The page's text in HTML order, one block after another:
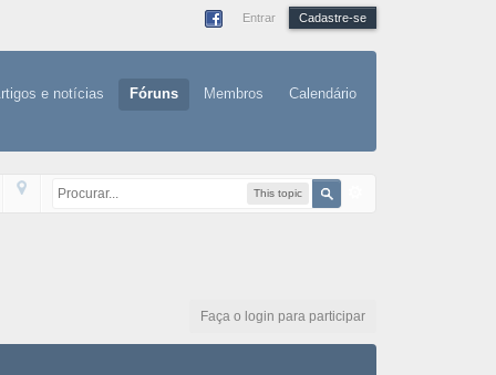
Entrar Cadastre-se
e notícias Fóruns Membros Calendário
This topic
Faça o login para participar